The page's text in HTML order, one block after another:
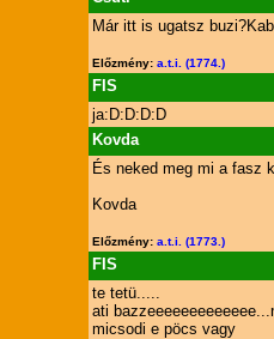
Már itt is ugatsz
Előzmény: a.t.i. (1774.)
FIS
ja:D:D:D:D
Kovda
És neked meg mi a fasz
Kovda
Előzmény: a.t.i. (1773.)
FIS
te tetü.....
ati
micsodi e pöcs vagy